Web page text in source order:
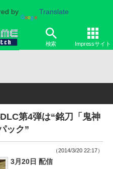
by Translate
検索 Impressサイト
第4弾は“銘刀「鬼神
ック”
（2014/3/20 22:17）
3月20日 配信